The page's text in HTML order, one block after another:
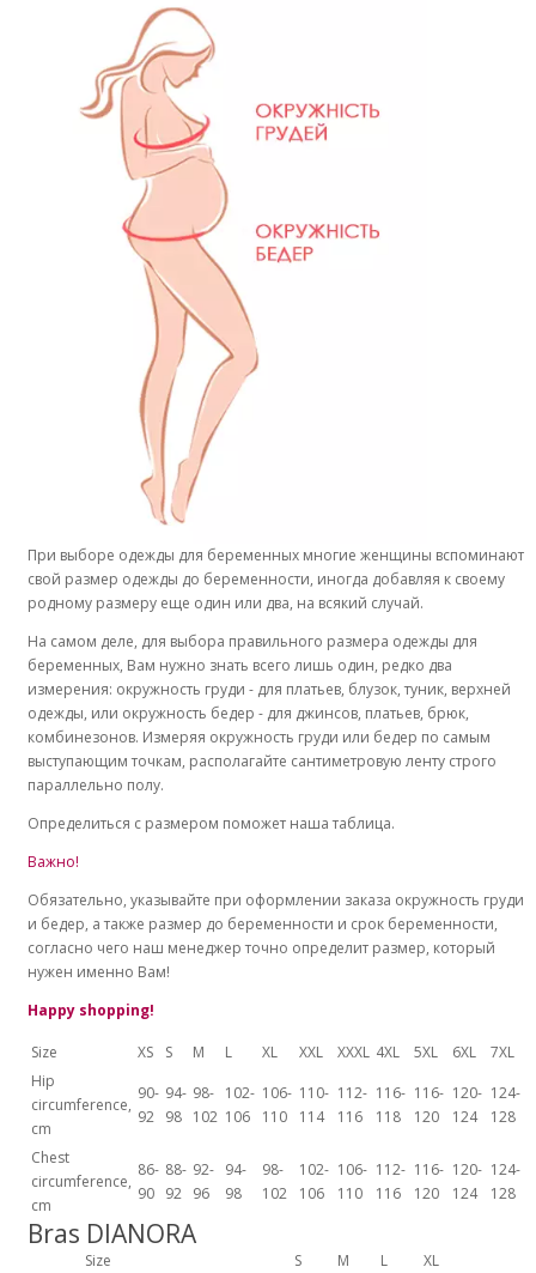
При выборе одежды для беременных многие женщины вспоминают
свой размер одежды до беременности, иногда добавляя к своему
родному размеру еще один или два, на всякий случай.
На самом деле, для выбора правильного размера одежды для
беременных, Вам нужно знать всего лишь один, редко два
измерения: окружность груди - для платьев, блузок, туник, верхней
одежды, или окружность бедер - для джинсов, платьев, брюк,
комбинезонов. Измеряя окружность груди или бедер по самым
выступающим точкам, располагайте сантиметровую ленту строго
параллельно полу.
Определиться с размером поможет наша таблица.
Важно!
Обязательно, указывайте при оформлении заказа окружность груди
и бедер, а также размер до беременности и срок беременности,
согласно чего наш менеджер точно определит размер, который
нужен именно Вам!
Happy shopping!
Size XS S M L XL XXL XXXL 4XL 5XL 6XL
7XL
Hip
circumference,
cm
90-
92
94-
98
98-
102
102-
106
106-
110
110-
114
112-
116
116-
118
116-
120
120-
124
124-
128
Chest
circumference,
cm
86-
90
88-
92
92-
96
94-
98
98-
102
102-
106
106-
110
112-
116
116-
120
120-
124
124-
128
Bras DIANORA
Size S M L
XL